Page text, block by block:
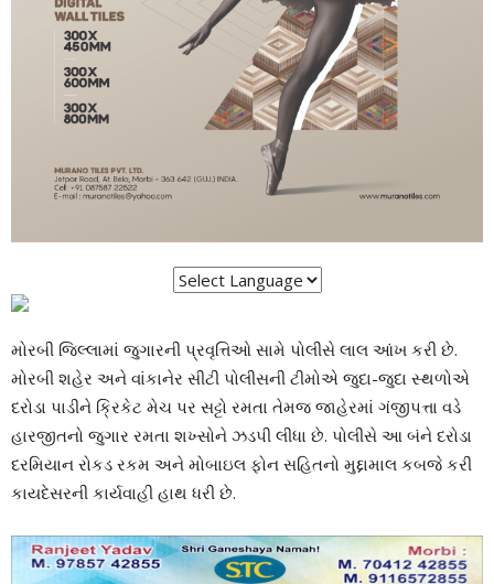
મોરબી જિલ્લામાં જુગારની પ્રવૃત્તિઓ સામે પોલીસે લાલ આંખ કરી છે.
મોરબી શહેર અને વાંકાનેર સીટી પોલીસની ટીમોએ જુદા-જુદા સ્થળોએ
દરોડા પાડીને ક્રિકેટ મેચ પર સટ્ટો રમતા તેમજ જાહેરમાં ગંજીપત્તા વડે
હારજીતનો જુગાર રમતા શખ્સોને ઝડપી લીધા છે. પોલીસે આ બંને દરોડા
દરમિયાન રોકડ રકમ અને મોબાઇલ ફોન સહિતનો મુદ્દામાલ કબજે કરી
કાયદેસરની કાર્યવાહી હાથ ધરી છે.